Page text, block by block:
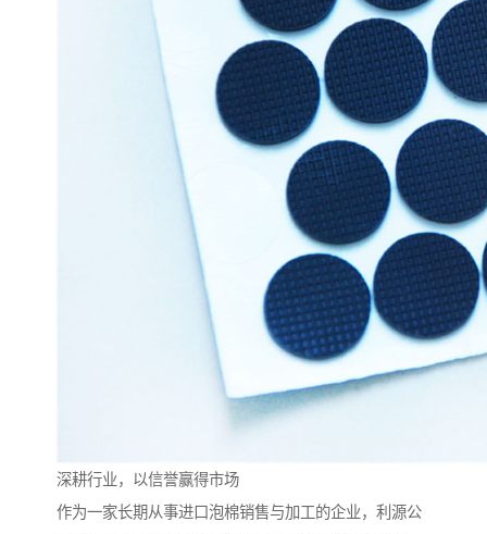
深耕行业，以信誉赢得市场
作为一家长期从事进口泡棉销售与加工的企业，利源公